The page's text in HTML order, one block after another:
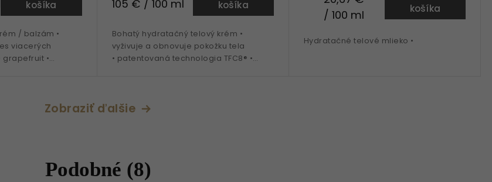
košíka
/ balzám •
viacerých
grapefruit •
105 € / 100 ml
košíka
Bohatý hydratačný telový krém •
vyživuje a obnovuje pokožku tela
• patentovaná technologia TFC8® •
/ 100 ml
košíka
Hydratačné telové mlieko •
Zobraziť ďalšie
Podobné (8)